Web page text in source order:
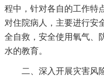
程中，针对各自的工作特
对住院病人，主要进行安
全自救，安全使用氧气、
水的教育。
二、深入开展灾害风